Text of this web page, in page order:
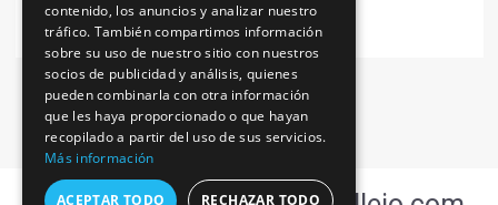
contenido, los anuncios y analizar nuestro
tráfico. También compartimos información
sobre su uso de nuestro sitio con nuestros
socios de publicidad y análisis, quienes
pueden combinarla con otra información
que les haya proporcionado o que hayan
recopilado a partir del uso de sus servicios.
Más información
ACEPTAR TODO RECHAZAR TODO